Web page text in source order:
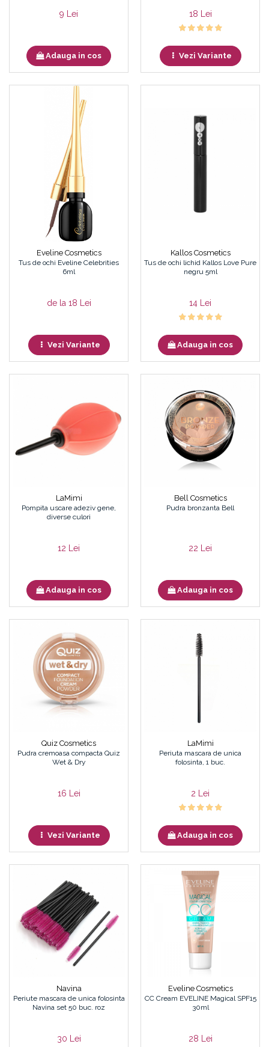
9 Lei
Adauga in cos
18 Lei
Vezi Variante
Eveline Cosmetics
Tus de ochi Eveline Celebrities
6ml
de la 18 Lei
Vezi Variante
Kallos Cosmetics
Tus de ochi lichid Kallos Love Pure
negru 5ml
14 Lei
Adauga in cos
LaMimi
Pompita uscare adeziv gene,
diverse culori
12 Lei
Adauga in cos
Bell Cosmetics
Pudra bronzanta Bell
22 Lei
Adauga in cos
Quiz Cosmetics
Pudra cremoasa compacta Quiz
Wet & Dry
16 Lei
Vezi Variante
LaMimi
Periuta mascara de unica
folosinta, 1 buc.
2 Lei
Adauga in cos
Navina
Periute mascara de unica folosinta
Navina set 50 buc. roz
30 Lei
Eveline Cosmetics
CC Cream EVELINE Magical SPF15
30ml
28 Lei